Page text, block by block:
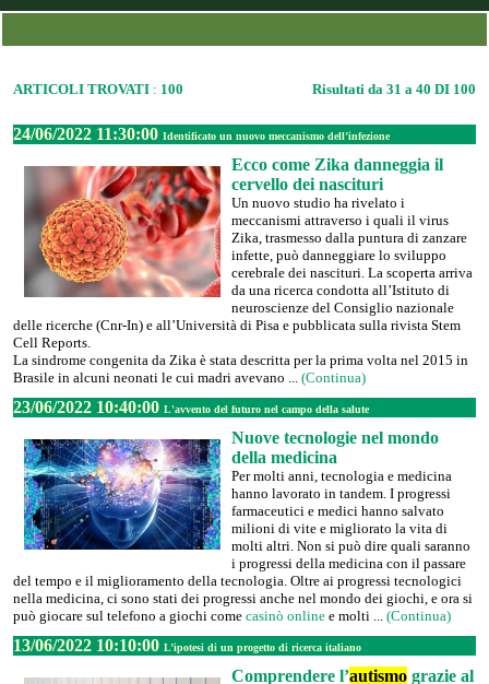
ARTICOLI TROVATI : 100 Risultati da 31 a 40 DI 100
24/06/2022 11:30:00 Identificato un nuovo meccanismo dell’infezione
Ecco come Zika danneggia il
cervello dei nascituri
Un nuovo studio ha rivelato i
meccanismi attraverso i quali il virus
Zika, trasmesso dalla puntura di zanzare
infette, può danneggiare lo sviluppo
cerebrale dei nascituri. La scoperta arriva
da una ricerca condotta all’Istituto di
neuroscienze del Consiglio nazionale
delle ricerche (Cnr-In) e all’Università di Pisa e pubblicata sulla rivista Stem
Cell Reports.
La sindrome congenita da Zika è stata descritta per la prima volta nel 2015 in
Brasile in alcuni neonati le cui madri avevano ... (Continua)
23/06/2022 10:40:00 L'avvento del futuro nel campo della salute
Nuove tecnologie nel mondo
della medicina
Per molti anni, tecnologia e medicina
hanno lavorato in tandem. I progressi
farmaceutici e medici hanno salvato
milioni di vite e migliorato la vita di
molti altri. Non si può dire quali saranno
i progressi della medicina con il passare
del tempo e il miglioramento della tecnologia. Oltre ai progressi tecnologici
nella medicina, ci sono stati dei progressi anche nel mondo dei giochi, e ora si
può giocare sul telefono a giochi come casinò online e molti ... (Continua)
13/06/2022 10:10:00 L’ipotesi di un progetto di ricerca italiano
Comprendere l’autismo grazie al